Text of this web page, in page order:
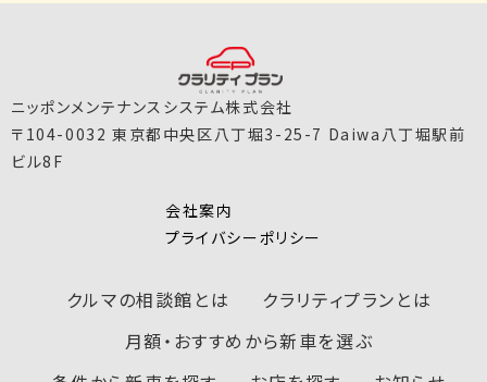
ニッポンメンテナンスシステム株式会社
〒104-0032 東京都中央区八丁堀3-25-7 Daiwa八丁堀駅前
ビル8F
会社案内
プライバシーポリシー
クルマの相談館とは
クラリティプランとは
月額・おすすめから新車を選ぶ